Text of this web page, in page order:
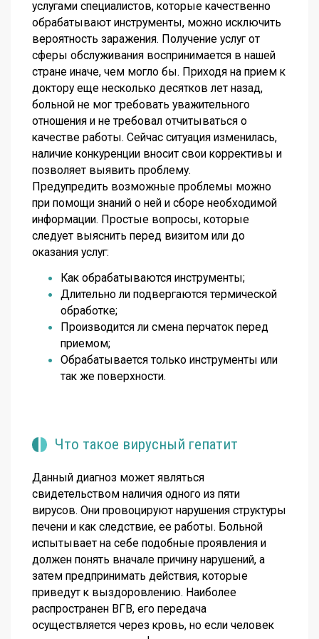
услугами специалистов, которые качественно
обрабатывают инструменты, можно исключить
вероятность заражения. Получение услуг от
сферы обслуживания воспринимается в нашей
стране иначе, чем могло бы. Приходя на прием к
доктору еще несколько десятков лет назад,
больной не мог требовать уважительного
отношения и не требовал отчитываться о
качестве работы. Сейчас ситуация изменилась,
наличие конкуренции вносит свои коррективы и
позволяет выявить проблему.
Предупредить возможные проблемы можно
при помощи знаний о ней и сборе необходимой
информации. Простые вопросы, которые
следует выяснить перед визитом или до
оказания услуг:
Как обрабатываются инструменты;
Длительно ли подвергаются термической
обработке;
Производится ли смена перчаток перед
приемом;
Обрабатывается только инструменты или
так же поверхности.
Что такое вирусный гепатит
Данный диагноз может являться
свидетельством наличия одного из пяти
вирусов. Они провоцируют нарушения структуры
печени и как следствие, ее работы. Больной
испытывает на себе подобные проявления и
должен понять вначале причину нарушений, а
затем предпринимать действия, которые
приведут к выздоровлению. Наиболее
распространен ВГВ, его передача
осуществляется через кровь, но если человек